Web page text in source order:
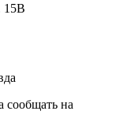
15В
сообщать на